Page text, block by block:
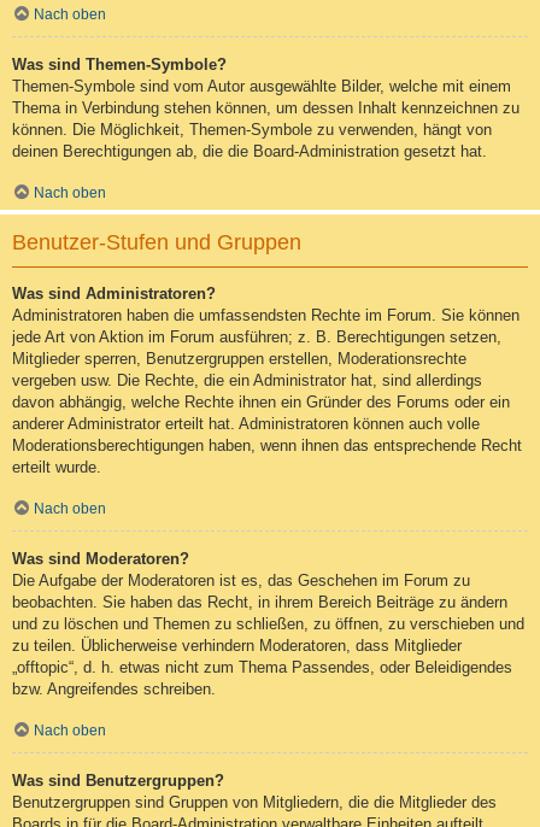
Nach oben
Was sind Themen-Symbole?
Themen-Symbole sind vom Autor ausgewählte Bilder, welche mit einem
Thema in Verbindung stehen können, um dessen Inhalt kennzeichnen zu
können. Die Möglichkeit, Themen-Symbole zu verwenden, hängt von
deinen Berechtigungen ab, die die Board-Administration gesetzt hat.
Nach oben
Benutzer-Stufen und Gruppen
Was sind Administratoren?
Administratoren haben die umfassendsten Rechte im Forum. Sie können
jede Art von Aktion im Forum ausführen; z. B. Berechtigungen setzen,
Mitglieder sperren, Benutzergruppen erstellen, Moderationsrechte
vergeben usw. Die Rechte, die ein Administrator hat, sind allerdings
davon abhängig, welche Rechte ihnen ein Gründer des Forums oder ein
anderer Administrator erteilt hat. Administratoren können auch volle
Moderationsberechtigungen haben, wenn ihnen das entsprechende Recht
erteilt wurde.
Nach oben
Was sind Moderatoren?
Die Aufgabe der Moderatoren ist es, das Geschehen im Forum zu
beobachten. Sie haben das Recht, in ihrem Bereich Beiträge zu ändern
und zu löschen und Themen zu schließen, zu öffnen, zu verschieben und
zu teilen. Üblicherweise verhindern Moderatoren, dass Mitglieder
„offtopic“, d. h. etwas nicht zum Thema Passendes, oder Beleidigendes
bzw. Angreifendes schreiben.
Nach oben
Was sind Benutzergruppen?
Benutzergruppen sind Gruppen von Mitgliedern, die die Mitglieder des